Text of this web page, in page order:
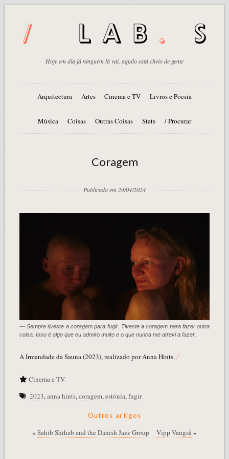
Hoje em dia já ninguém lá vai, aquilo está cheio de gente
Arquitectura Artes Cinema e TV Livros e Poesia
Música Coisas Outras Coisas Stats / Procurar
Coragem
Publicado em 24/04/2024
— Sempre tiveste a coragem para fugir. Tiveste a coragem para fazer outra
coisa. Isso é algo que eu admiro muito e o que nunca me atrevi a fazer.
A Irmandade da Sauna (2023), realizado por Anna Hints.
Cinema e TV
2023,anna hints,coragem,estónia,fugir
Outros artigos
« Sahib Shihab and the Danish Jazz Group Vipp Vangså»